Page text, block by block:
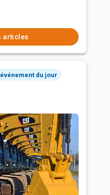
articles
événement du jour